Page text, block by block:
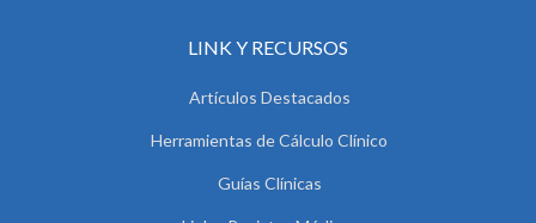
LINK Y RECURSOS
Artículos Destacados
Herramientas de Cálculo Clínico
Guías Clínicas